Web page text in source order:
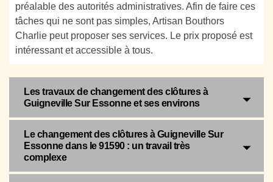
préalable des autorités administratives. Afin de faire ces
tâches qui ne sont pas simples, Artisan Bouthors
Charlie peut proposer ses services. Le prix proposé est
intéressant et accessible à tous.
Les travaux de changement des clôtures à
Guigneville Sur Essonne et ses environs
Le changement des clôtures à Guigneville Sur
Essonne dans le 91590 : un travail très
complexe